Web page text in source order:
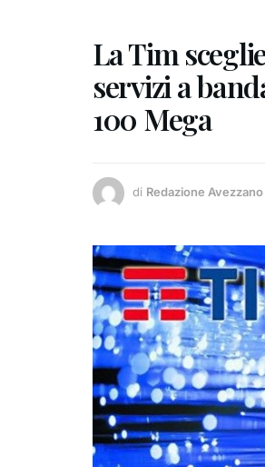
La Tim
servizi a
100 Mega
di Redazione Avezzano